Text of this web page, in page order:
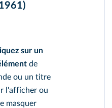
sur un
de
ou un titre
l'afficher ou
le masquer